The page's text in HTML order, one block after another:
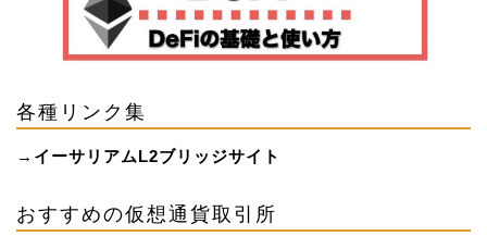
各種リンク集
→ イーサリアムL2ブリッジサイト
おすすめの仮想通貨取引所